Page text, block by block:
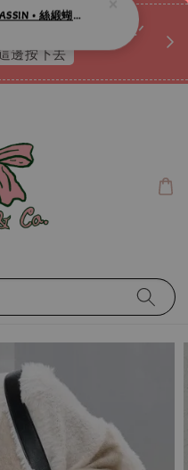
』嗎ꕀ♡ 私訊我們.ᐟ.ᐟ
邊按下去